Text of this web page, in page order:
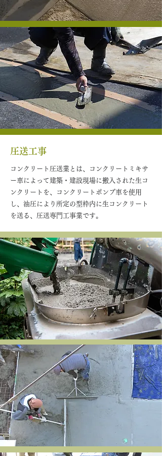
圧送工事
コンクリート圧送業とは、コンクリートミキサ
ー車によって建築・建設現場に搬入された生コ
ンクリートを、コンクリートポンプ車を使用
し、油圧により所定の型枠内に生コンクリート
を送る、圧送専門工事業です。